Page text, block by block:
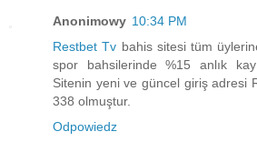
Anonimowy 10:34 PM
Restbet Tv bahis sitesi tüm
spor bahsilerinde %15 anlık
Sitenin yeni ve güncel giriş adresi
338 olmuştur.
Odpowiedz